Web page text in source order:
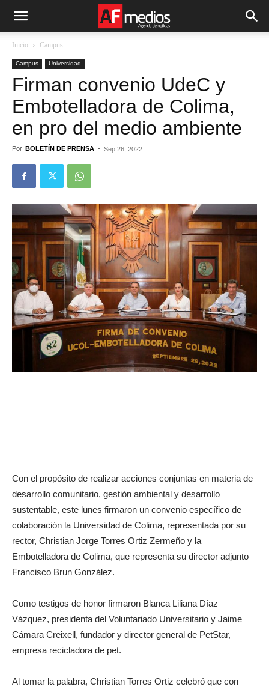
Inicio Campus
Campus Universidad
Firman convenio UdeC y
Embotelladora de Colima,
en pro del medio ambiente
Por BOLETÍN DE PRENSA - Sep 26, 2022
Con el propósito de realizar acciones conjuntas en materia de
desarrollo comunitario, gestión ambiental y desarrollo
sustentable, este lunes firmaron un convenio específico de
colaboración la Universidad de Colima, representada por su
rector, Christian Jorge Torres Ortiz Zermeño y la
Embotelladora de Colima, que representa su director adjunto
Francisco Brun González.
Como testigos de honor firmaron Blanca Liliana Díaz
Vázquez, presidenta del Voluntariado Universitario y Jaime
Cámara Creixell, fundador y director general de PetStar,
empresa recicladora de pet.
Al tomar la palabra, Christian Torres Ortiz celebró que con